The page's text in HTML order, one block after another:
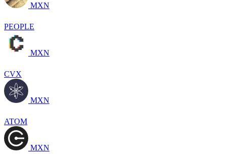
MXN
PEOPLE
MXN
CVX
MXN
ATOM
MXN